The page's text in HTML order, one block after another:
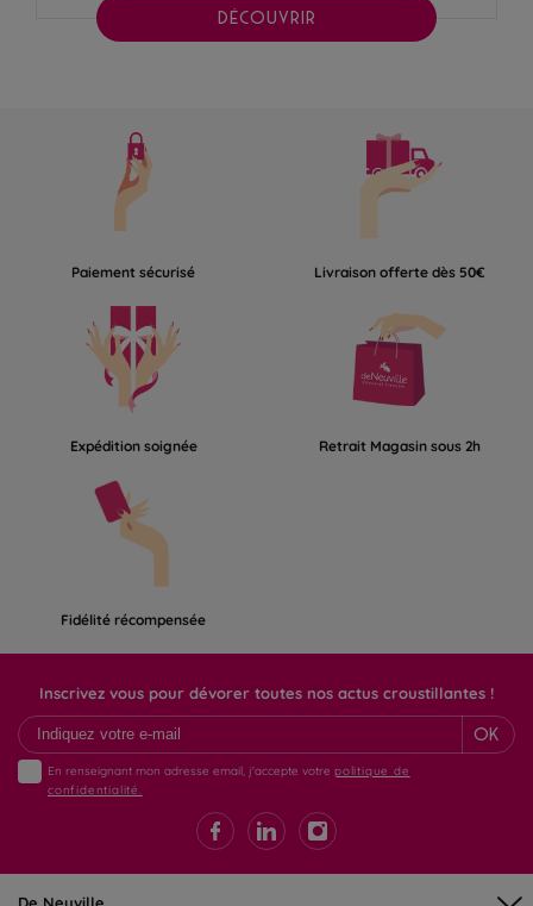
DÉCOUVRIR
Paiement sécurisé Livraison offerte dès 50€
Expédition soignée Retrait Magasin sous 2h
Fidélité récompensée
Inscrivez vous pour dévorer toutes nos actus croustillantes !
OK
En renseignant mon adresse email, j'accepte votre politique de
confidentialité.
De Neuville